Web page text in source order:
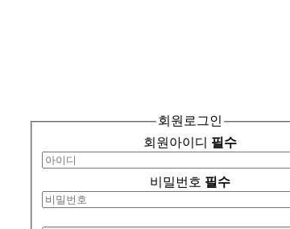
회원로그인
회원아이디 필수
비밀번호 필수